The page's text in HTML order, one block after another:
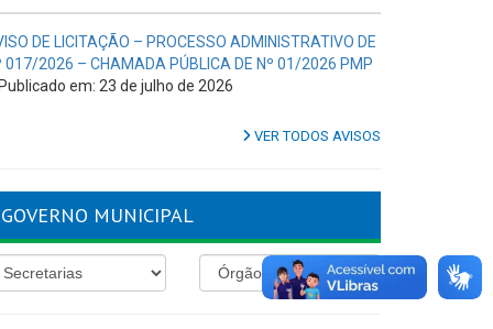
DE LICITAÇÃO – PROCESSO ADMINISTRATIVO DE
017/2026 – CHAMADA PÚBLICA DE Nº 01/2026 PMP
Publicado em: 23 de julho de 2026
VER TODOS AVISOS
GOVERNO MUNICIPAL